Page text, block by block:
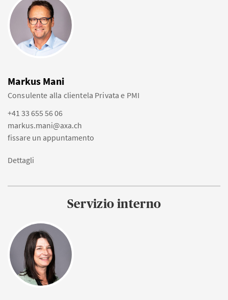
Markus Mani
Consulente alla clientela Privata e PMI
+41 33 655 56 06
markus.mani@axa.ch
fissare un appuntamento
Dettagli
Servizio interno